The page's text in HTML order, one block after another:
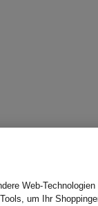
Web-Technologien
um Ihr